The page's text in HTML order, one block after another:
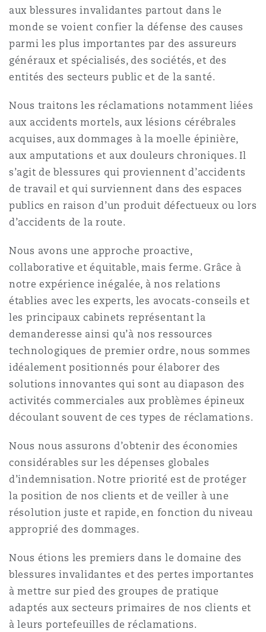
Entretien, réparation et
Droit aérien commercial
Droit réglementaire
Satellites et espace
Couverture d’assurance
Risques politiques et crédit
Responsabilité du fabricant
produits
Assurance biens
Réassurance
Assurance spécialisée
Bator
Jersey
York
County
Francisco
(D. C.)
2 New Bailey
aux blessures invalidantes partout dans le
monde se voient confier la défense des causes
parmi les plus importantes par des assureurs
généraux et spécialisés, des sociétés, et des
entités des secteurs public et de la santé.
Nous traitons les réclamations notamment liées
aux accidents mortels, aux lésions cérébrales
acquises, aux dommages à la moelle épinière,
aux amputations et aux douleurs chroniques. Il
s’agit de blessures qui proviennent d’accidents
de travail et qui surviennent dans des espaces
publics en raison d’un produit défectueux ou lors
d’accidents de la route.
Nous avons une approche proactive,
collaborative et équitable, mais ferme. Grâce à
notre expérience inégalée, à nos relations
établies avec les experts, les avocats-conseils et
les principaux cabinets représentant la
demanderesse ainsi qu’à nos ressources
technologiques de premier ordre, nous sommes
idéalement positionnés pour élaborer des
solutions innovantes qui sont au diapason des
activités commerciales aux problèmes épineux
découlant souvent de ces types de réclamations.
Nous nous assurons d’obtenir des économies
considérables sur les dépenses globales
d’indemnisation. Notre priorité est de protéger
la position de nos clients et de veiller à une
résolution juste et rapide, en fonction du niveau
approprié des dommages.
Nous étions les premiers dans le domaine des
blessures invalidantes et des pertes importantes
à mettre sur pied des groupes de pratique
adaptés aux secteurs primaires de nos clients et
à leurs portefeuilles de réclamations.